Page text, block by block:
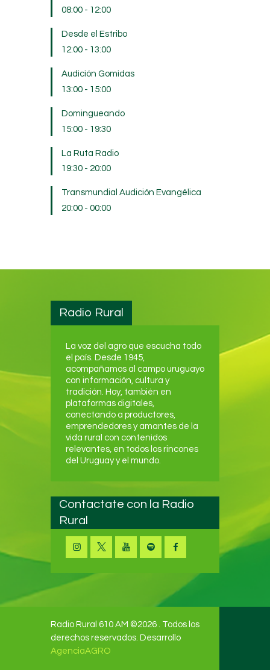
08:00 - 12:00
Desde el Estribo
12:00 - 13:00
Audición Gomidas
13:00 - 15:00
Domingueando
15:00 - 19:30
La Ruta Radio
19:30 - 20:00
Transmundial Audición Evangélica
20:00 - 00:00
Radio Rural
La voz del agro que escucha todo
el país. Desde 1945,
acompañamos al campo uruguayo
con información, cultura y
tradición. Hoy, también en
plataformas digitales,
conectando a productores,
emprendedores y amantes de la
vida rural con contenidos
relevantes, en todos los rincones
del Uruguay y el mundo.
Contactate con la Radio
Rural
Radio Rural 610 AM ©2026 . Todos los
derechos reservados. Desarrollo
AgenciaAGRO